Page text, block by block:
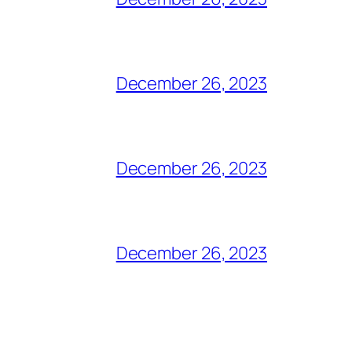
December 26, 2023
December 26, 2023
December 26, 2023